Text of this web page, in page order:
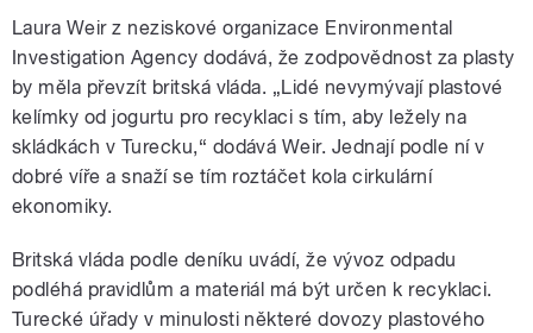
Laura Weir z neziskové organizace Environmental
Investigation Agency dodává, že zodpovědnost za plasty
by měla převzít britská vláda. „Lidé nevymývají plastové
kelímky od jogurtu pro recyklaci s tím, aby ležely na
skládkách v Turecku,“ dodává Weir. Jednají podle ní v
dobré víře a snaží se tím roztáčet kola cirkulární
ekonomiky.
Britská vláda podle deníku uvádí, že vývoz odpadu
podléhá pravidlům a materiál má být určen k recyklaci.
Turecké úřady v minulosti některé dovozy plastového